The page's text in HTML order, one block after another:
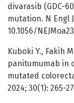
divarasib (GDC-
mutation. N Engl
10.1056/
Kuboki Y., Fakih
panitumumab in
mutated
2024; 30(1): 265-